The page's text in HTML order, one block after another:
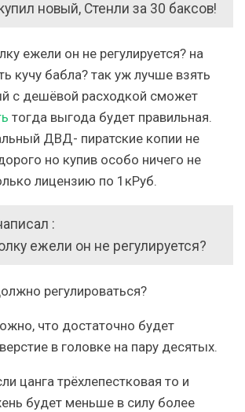
новый, Стенли за 30 баксов!
ежели он не регулируется? на
кучу бабла? так уж лучше взять
с дешёвой расходкой сможет
тогда выгода будет правильная.
ДВД- пиратские копии не
но купив особо ничего не
лицензию по 1кРуб.
:
ежели он не регулируется?
регулироваться?
что достаточно будет
в головке на пару десятых.
цанга трёхлепестковая то и
будет меньше в силу более